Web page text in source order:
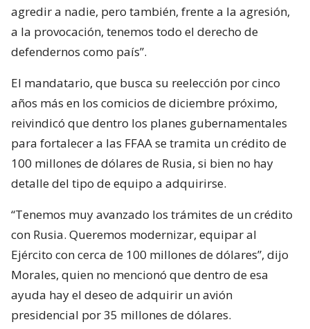
agredir a nadie, pero también, frente a la agresión,
a la provocación, tenemos todo el derecho de
defendernos como país”.
El mandatario, que busca su reelección por cinco
años más en los comicios de diciembre próximo,
reivindicó que dentro los planes gubernamentales
para fortalecer a las FFAA se tramita un crédito de
100 millones de dólares de Rusia, si bien no hay
detalle del tipo de equipo a adquirirse.
“Tenemos muy avanzado los trámites de un crédito
con Rusia. Queremos modernizar, equipar al
Ejército con cerca de 100 millones de dólares”, dijo
Morales, quien no mencionó que dentro de esa
ayuda hay el deseo de adquirir un avión
presidencial por 35 millones de dólares.